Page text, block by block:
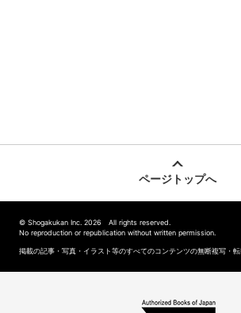
ページトップへ
© Shogakukan Inc. 2026 All rights reserved.
No reproduction or republication without written permission.
掲載の記事・写真・イラスト等のすべてのコンテンツの無断複写・転